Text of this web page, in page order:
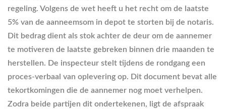
regeling. Volgens de wet heeft u het recht om de laatste
5% van de aanneemsom in depot te storten bij de notaris.
Dit bedrag dient als stok achter de deur om de aannemer
te motiveren de laatste gebreken binnen drie maanden te
herstellen. De inspecteur stelt tijdens de rondgang een
proces-verbaal van oplevering op. Dit document bevat alle
tekortkomingen die de aannemer nog moet verhelpen.
Zodra beide partijen dit ondertekenen, ligt de afspraak